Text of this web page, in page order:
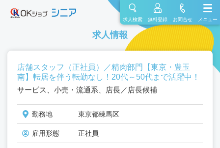
求人検索 無料登録 お問合せ メニュー
求人情報
店舗スタッフ（正社員）／精肉部門【東京・豊玉
南】転居を伴う転勤なし！20代～50代まで活躍中！
サービス、小売・流通系、店長／店長候補
勤務地 東京都練馬区
雇用形態 正社員